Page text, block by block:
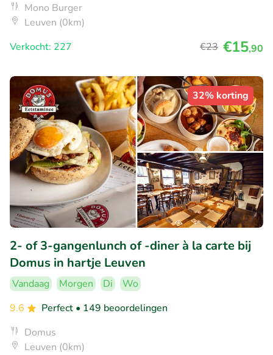
Mono Burger
Leuven (0km)
Verkocht: 227
€23 €15,90
32% korting
2- of 3-gangenlunch of -diner à la carte bij
Domus in hartje Leuven
Vandaag Morgen Di
Wo
9.6
Perfect • 149 beoordelingen
Domus
Leuven (0km)